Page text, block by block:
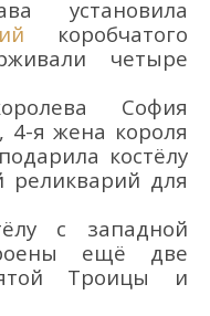
установила
коробчатого
четыре
София
4-я жена короля
костёлу
реликварий для
с западной
ещё две
Троицы и